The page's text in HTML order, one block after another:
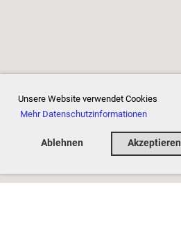
Unsere Website verwendet Cookies
Mehr Datenschutzinformationen
Ablehnen Akzeptieren